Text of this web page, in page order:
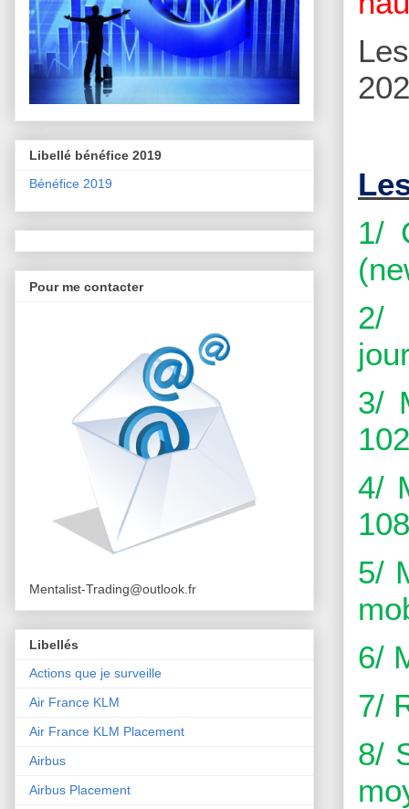
1/
2/
3/
4/
5/
6/
7/
8/
Libellé bénéfice 2019
Bénéfice 2019
Pour me contacter
Mentalist-Trading@outlook.fr
Libellés
Actions que je surveille
Air France KLM
Air France KLM Placement
Airbus
Airbus Placement